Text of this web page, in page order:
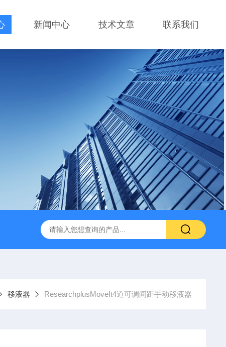
新闻中心 技术文章 联系我们
M/GL840WV图技GL840存储记录仪/数据采集仪 GL980记
移液器 ResearchplusMoveIt4道可调间距手动移液器